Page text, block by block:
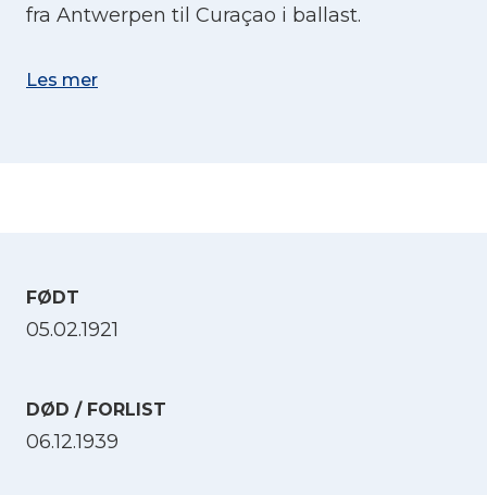
fra Antwerpen til Curaçao i ballast.
Les mer
FØDT
05.02.1921
DØD / FORLIST
06.12.1939